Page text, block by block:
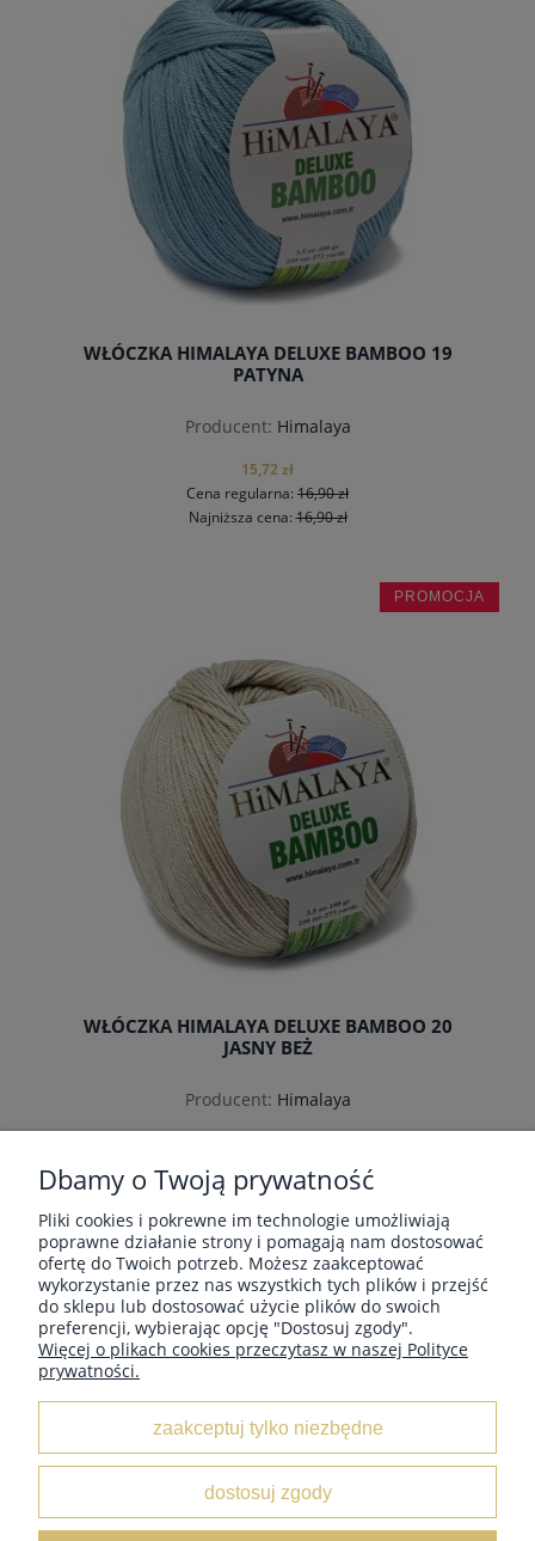
WŁÓCZKA HIMALAYA DELUXE BAMBOO 19
PATYNA
Producent: Himalaya
15,72 zł
Cena regularna: 16,90 zł
Najniższa cena:16,90 zł
do koszyka
WŁÓCZKA HIMALAYA DELUXE BAMBOO 20
JASNY BEŻ
Producent: Himalaya
Cena regularna:
Najniższa cena:16,90 zł
do koszyka
PROMOCJA
« 1 2 3 4 »
MOJE KONTO
Dbamy o Twoją prywatność
Pliki cookies i pokrewne im technologie umożliwiają
poprawne działanie strony i pomagają nam dostosować
ofertę do Twoich potrzeb. Możesz zaakceptować
wykorzystanie przez nas wszystkich tych plików i przejść
do sklepu lub dostosować użycie plików do swoich
preferencji, wybierając opcję "Dostosuj zgody".
Więcej o plikach cookies przeczytasz w naszej Polityce
prywatności.
zaakceptuj tylko niezbędne
dostosuj zgody